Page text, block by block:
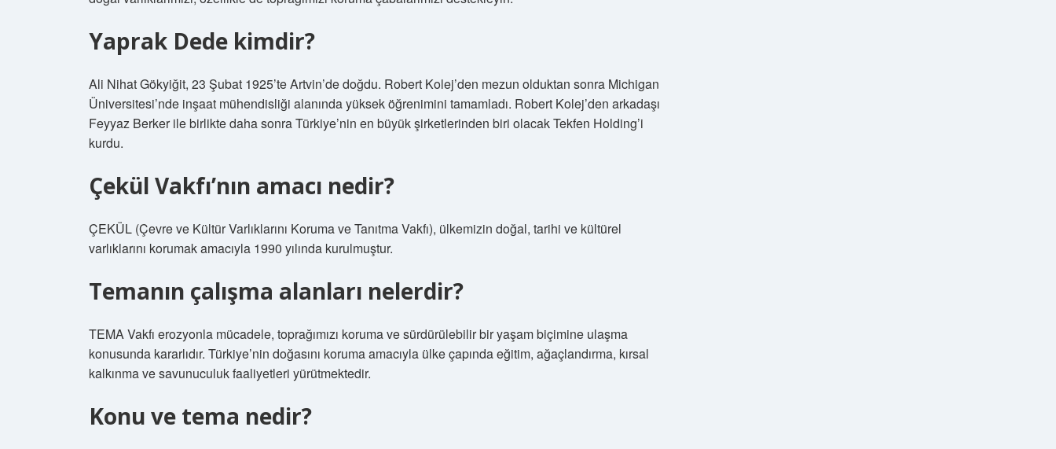
Yaprak Dede kimdir?
Ali Nihat Gökyiğit, 23 Şubat 1925’te Artvin’de doğdu. Robert Kolej’den mezun olduktan sonra Michigan
Üniversitesi’nde inşaat mühendisliği alanında yüksek öğrenimini tamamladı. Robert Kolej’den arkadaşı
Feyyaz Berker ile birlikte daha sonra Türkiye’nin en büyük şirketlerinden biri olacak Tekfen Holding’i
kurdu.
Çekül Vakfı’nın amacı nedir?
ÇEKÜL (Çevre ve Kültür Varlıklarını Koruma ve Tanıtma Vakfı), ülkemizin doğal, tarihi ve kültürel
varlıklarını korumak amacıyla 1990 yılında kurulmuştur.
Temanın çalışma alanları nelerdir?
TEMA Vakfı erozyonla mücadele, toprağımızı koruma ve sürdürülebilir bir yaşam biçimine ulaşma
konusunda kararlıdır. Türkiye’nin doğasını koruma amacıyla ülke çapında eğitim, ağaçlandırma, kırsal
kalkınma ve savunuculuk faaliyetleri yürütmektedir.
Konu ve tema nedir?